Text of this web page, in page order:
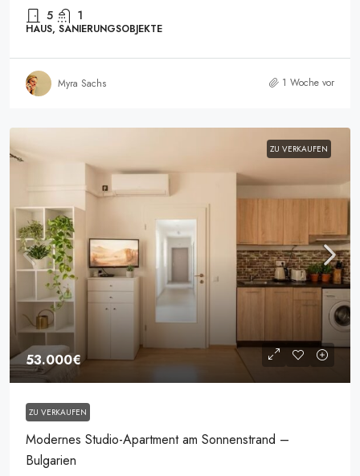
5 1
HAUS, SANIERUNGSOBJEKTE
Myra Sachs 1 Woche vor
ZU VERKAUFEN
53.000€
ZU VERKAUFEN
Modernes Studio-Apartment am Sonnenstrand –
Bulgarien